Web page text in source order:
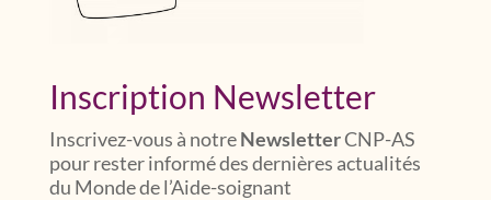
Inscription Newsletter
Inscrivez-vous à notreNewsletterCNP-AS
pour rester informé des dernières actualités
du Monde de l’Aide-soignant